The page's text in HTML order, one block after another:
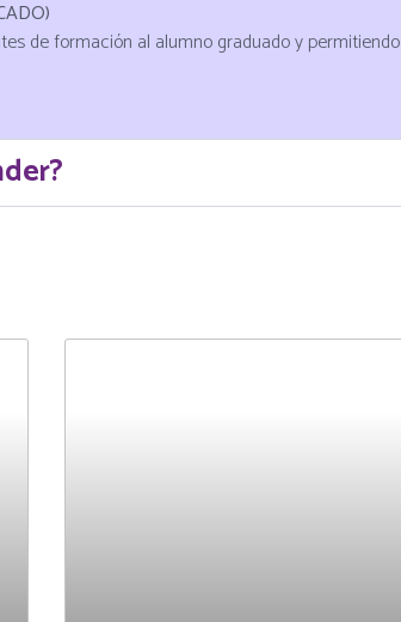
de formación al alumno graduado y